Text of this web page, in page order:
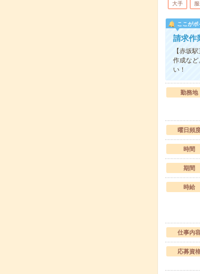
大手
ここがポ
請求作
【赤坂
作成な
い！ ※
勤務地
曜日頻
時間
期間
時給
仕事内
応募資